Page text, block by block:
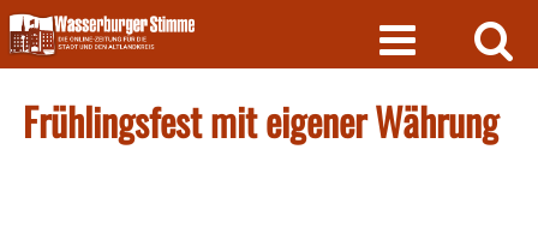
Skip
to
content
Frühlingsfest mit eigener Währung